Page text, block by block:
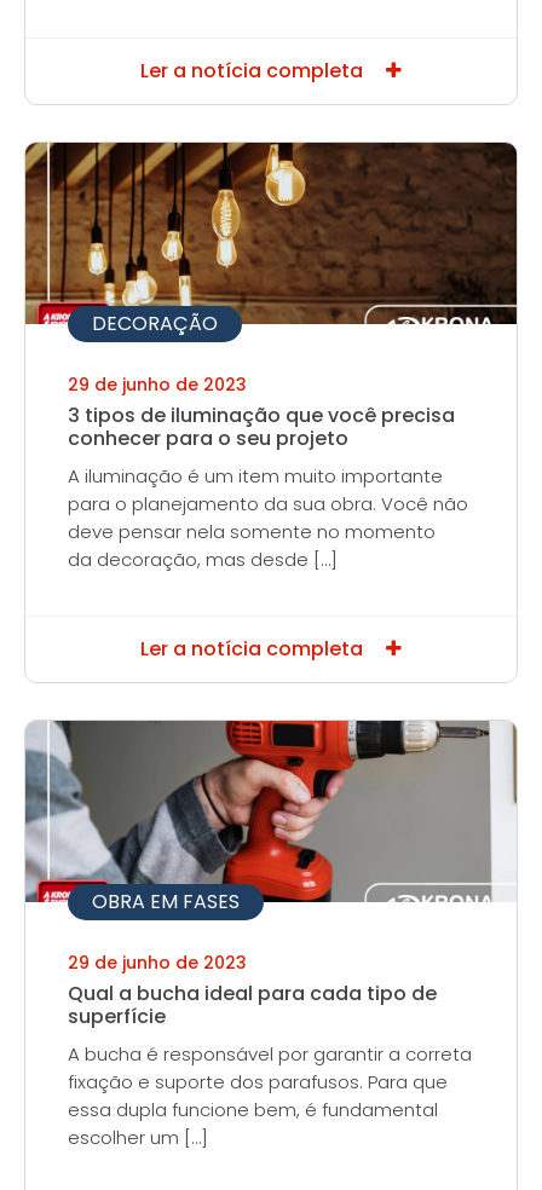
Ler a notícia completa
DECORAÇÃO
29 de junho de 2023
3 tipos de iluminação que você precisa
conhecer para o seu projeto
A iluminação é um item muito importante
para o planejamento da sua obra. Você não
deve pensar nela somente no momento
da decoração, mas desde […]
Ler a notícia completa
OBRA EM FASES
29 de junho de 2023
Qual a bucha ideal para cada tipo de
superfície
A bucha é responsável por garantir a correta
fixação e suporte dos parafusos. Para que
essa dupla funcione bem, é fundamental
escolher um […]